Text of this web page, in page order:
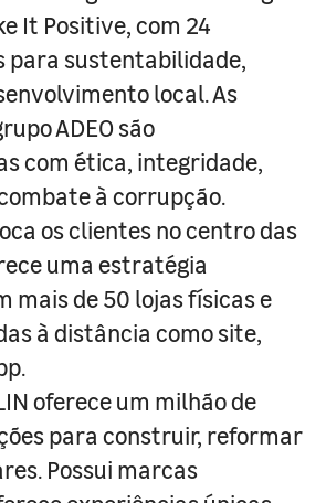
It Positive, com 24
para sustentabilidade,
local. As
ADEO são
com ética, integridade,
à corrupção.
os clientes no centro das
uma estratégia
mais de 50 lojas físicas e
à distância como site,
oferece um milhão de
para construir, reformar
Possui marcas